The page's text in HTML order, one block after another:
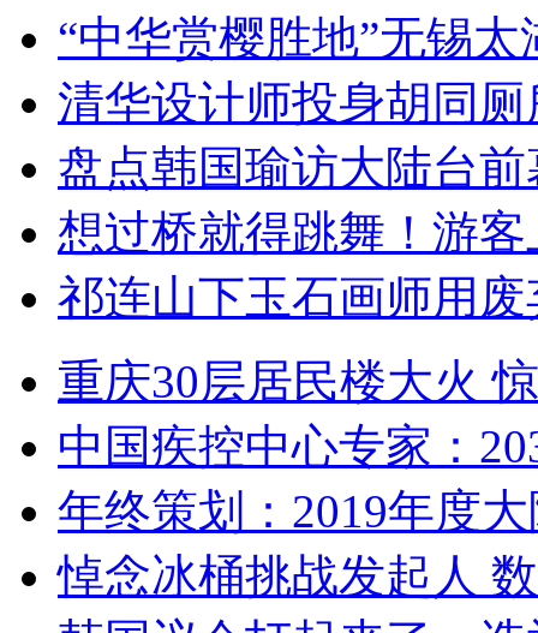
“中华赏樱胜地”无锡
清华设计师投身胡同
盘点韩国瑜访大陆台
想过桥就得跳舞！游客
祁连山下玉石画师用
重庆30层居民楼大火
中国疾控中心专家：
年终策划：2019年度
悼念冰桶挑战发起人